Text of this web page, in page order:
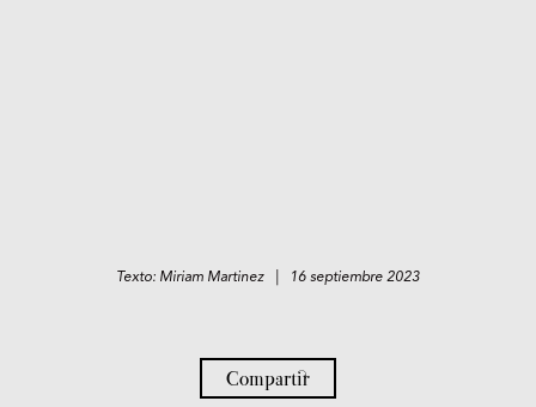
Texto: Miriam Martinez | 16 septiembre 2023
Compartir